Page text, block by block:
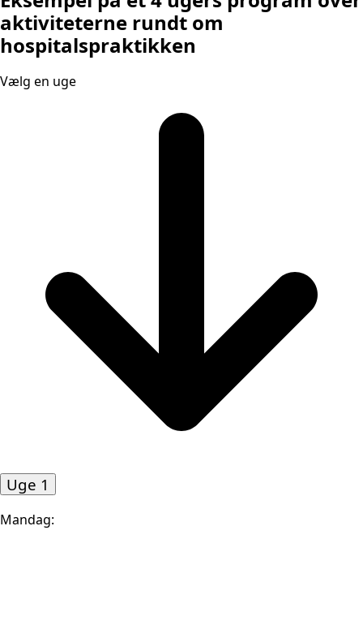
aktiviteterne rundt om
hospitalspraktikken
Vælg en uge
Uge 1
Mandag: